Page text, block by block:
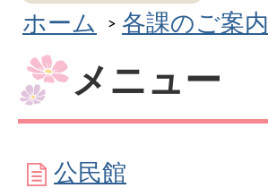
ホーム
各課のご案内
メニュー
公民館